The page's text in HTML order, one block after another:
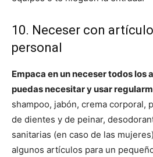
10. Neceser con
personal
Empaca en un neceser todos los
puedas necesitar y usar
shampoo, jabón, crema corporal,
de dientes y de peinar,
sanitarias (en caso de las
algunos artículos para un